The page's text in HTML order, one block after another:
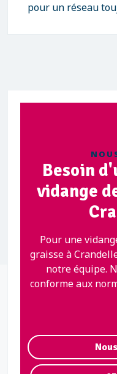
pour un réseau
Besoin
vidange
Pour une
graisse à
notre équipe.
conforme aux